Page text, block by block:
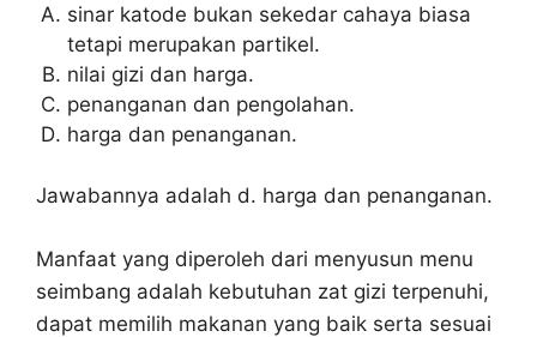
sinar katode bukan sekedar cahaya biasa
tetapi merupakan partikel.
nilai gizi dan harga.
penanganan dan pengolahan.
harga dan penanganan.
Jawabannya adalah d. harga dan penanganan.
Manfaat yang diperoleh dari menyusun menu
seimbang adalah kebutuhan zat gizi terpenuhi,
dapat memilih makanan yang baik serta sesuai